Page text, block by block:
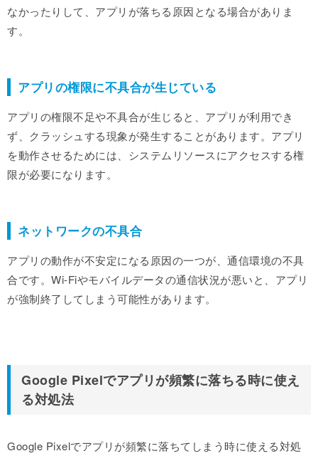
なかったりして、アプリが落ちる原因となる場合がありま
す。
アプリの権限に不具合が生じている
アプリの権限不足や不具合が生じると、アプリが利用でき
ず、クラッシュする現象が発生することがあります。アプリ
を動作させるためには、システムリソースにアクセスする権
限が必要になります。
ネットワークの不具合
アプリの動作が不安定になる原因の一つが、通信環境の不具
合です。Wi-Fiやモバイルデータの通信状況が悪いと、アプリ
が強制終了してしまう可能性があります。
Google Pixelでアプリが頻繁に落ちる時に使え
る対処法
Google Pixelでアプリが頻繁に落ちてしまう時に使える対処